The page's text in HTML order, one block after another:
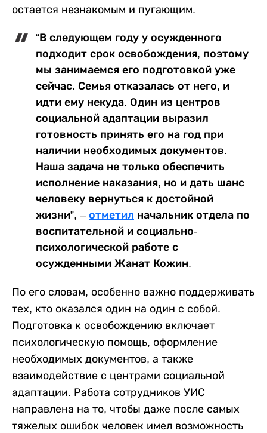
остается незнакомым и пугающим.
“В следующем году у осужденного
подходит срок освобождения, поэтому
мы занимаемся его подготовкой уже
сейчас. Семья отказалась от него, и
идти ему некуда. Один из центров
социальной адаптации выразил
готовность принять его на год при
наличии необходимых документов.
Наша задача не только обеспечить
исполнение наказания, но и дать шанс
человеку вернуться к достойной
жизни”, – отметил начальник отдела по
воспитательной и социально-
психологической работе с
осужденными Жанат Кожин.
По его словам, особенно важно поддерживать
тех, кто оказался один на один с собой.
Подготовка к освобождению включает
психологическую помощь, оформление
необходимых документов, а также
взаимодействие с центрами социальной
адаптации. Работа сотрудников УИС
направлена на то, чтобы даже после самых
тяжелых ошибок человек имел возможность